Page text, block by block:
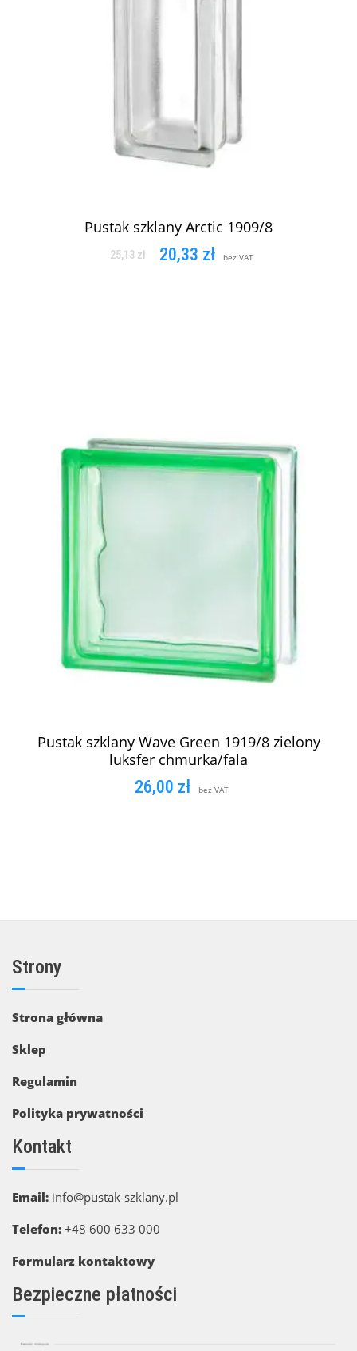
Pustak szklany Arctic 1909/8
25,13zł 20,33 zł bez VAT
Pustak szklany Wave Green 1919/8 zielony
luksfer chmurka/fala
26,00 zł bez VAT
Strony
Strona główna
Sklep
Regulamin
Polityka prywatności
Kontakt
Email: info@pustak-szklany.pl
Telefon: +48 600 633 000
Formularz kontaktowy
Bezpieczne płatności